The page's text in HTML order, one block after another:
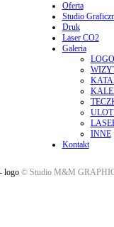
Oferta
Studio
Druk
Laser CO2
Galeria
LOGO
INNE
Kontakt
© Studio M&M